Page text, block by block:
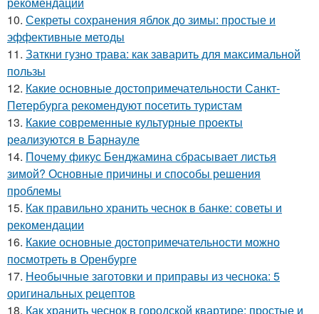
10. Секреты сохранения яблок до зимы: простые и
эффективные методы
11. Заткни гузно трава: как заварить для максимальной
пользы
12. Какие основные достопримечательности Санкт-
Петербурга рекомендуют посетить туристам
13. Какие современные культурные проекты
реализуются в Барнауле
14. Почему фикус Бенджамина сбрасывает листья
зимой? Основные причины и способы решения
проблемы
15. Как правильно хранить чеснок в банке: советы и
рекомендации
16. Какие основные достопримечательности можно
посмотреть в Оренбурге
17. Необычные заготовки и приправы из чеснока: 5
оригинальных рецептов
18. Как хранить чеснок в городской квартире: простые и